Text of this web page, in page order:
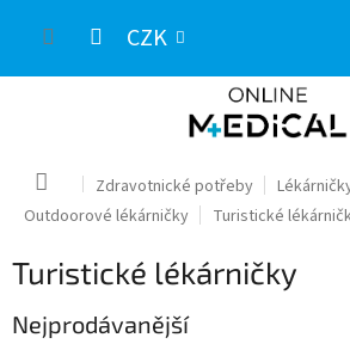
CZK
Domů Zdravotnické potřeby
Outdoorové lékárničky
Turistické
Turistické lékárničky
Nejprodávanější